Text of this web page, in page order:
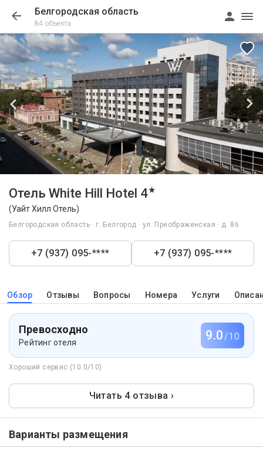
Белгородская область
84 объекта
Отель White Hill Hotel 4★
(Уайт Хилл Отель)
Белгородская область · г. Белгород · ул. Преображенская · д. 86
+7 (937) 095-**** +7 (937) 095-****
Обзор Отзывы Вопросы Номера Услуги
Превосходно
Рейтинг отеля 9.0/10
Хороший сервис (10.0/10)
Читать 4 отзыва ›
Варианты размещения